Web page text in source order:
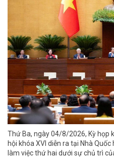
Thứ Ba, ngày 04/8/2026, Kỳ họp
hội khóa XVI diễn ra tại Nhà
làm việc thứ hai dưới sự chủ trì